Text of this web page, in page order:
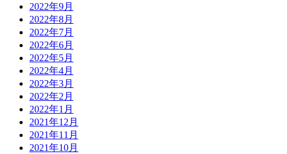
2022年9月
2022年8月
2022年7月
2022年6月
2022年5月
2022年4月
2022年3月
2022年2月
2022年1月
2021年12月
2021年11月
2021年10月